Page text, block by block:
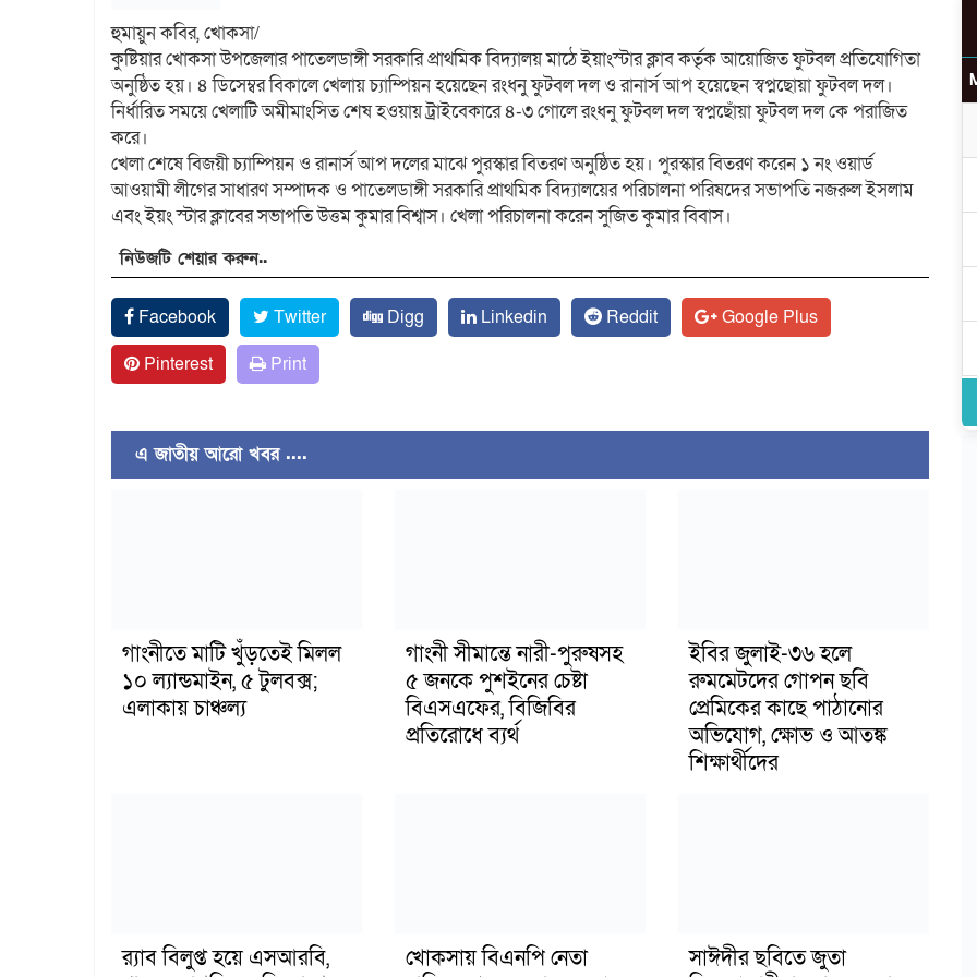
হুমায়ুন কবির, খোকসা/
কুষ্টিয়ার খোকসা উপজেলার পাতেলডাঙ্গী সরকারি প্রাথমিক বিদ্যালয় মাঠে ইয়াংস্টার ক্লাব কর্তৃক আয়োজিত ফুটবল প্রতিযোগিতা
অনুষ্ঠিত হয়। ৪ ডিসেম্বর বিকালে খেলায় চ্যাম্পিয়ন হয়েছেন রংধনু ফুটবল দল ও রানার্স আপ হয়েছেন স্বপ্নছোয়া ফুটবল দল।
নির্ধারিত সময়ে খেলাটি অমীমাংসিত শেষ হওয়ায় ট্রাইবেকারে ৪-৩ গোলে রংধনু ফুটবল দল স্বপ্নছোঁয়া ফুটবল দল কে পরাজিত
করে।
খেলা শেষে বিজয়ী চ্যাম্পিয়ন ও রানার্স আপ দলের মাঝে পুরস্কার বিতরণ অনুষ্ঠিত হয়। পুরস্কার বিতরণ করেন ১ নং ওয়ার্ড
আওয়ামী লীগের সাধারণ সম্পাদক ও পাতেলডাঙ্গী সরকারি প্রাথমিক বিদ্যালয়ের পরিচালনা পরিষদের সভাপতি নজরুল ইসলাম
এবং ইয়ং স্টার ক্লাবের সভাপতি উত্তম কুমার বিশ্বাস। খেলা পরিচালনা করেন সুজিত কুমার বিবাস।
নিউজটি শেয়ার করুন..
Facebook Twitter Digg Linkedin Reddit
Google Plus
Pinterest
Print
এ জাতীয় আরো খবর ....
গাংনীতে মাটি খুঁড়তেই মিলল
১০ ল্যান্ডমাইন, ৫ টুলবক্স;
এলাকায় চাঞ্চল্য
গাংনী সীমান্তে নারী-পুরুষসহ
৫ জনকে পুশইনের চেষ্টা
বিএসএফের, বিজিবির
প্রতিরোধে ব্যর্থ
ইবির জুলাই-৩৬ হলে
রুমমেটদের গোপন ছবি
প্রেমিকের কাছে পাঠানোর
অভিযোগ, ক্ষোভ ও আতঙ্ক
শিক্ষার্থীদের
র‍্যাব বিলুপ্ত হয়ে এসআরবি,
খোকসায় বিএনপি নেতা
সাঈদীর ছবিতে জুতা